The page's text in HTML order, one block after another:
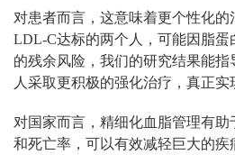
对患者而言，这意味着更个性化
LDL-C达标的两个人，可能因脂蛋
的残余风险，我们的研究结果能
人采取更积极的强化治疗，真正实
对国家而言，精细化血脂管理有
和死亡率，可以有效减轻巨大的疾